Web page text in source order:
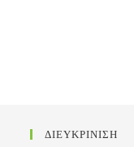
ΔΙΕΥΚΡΙΝΙΣΗ